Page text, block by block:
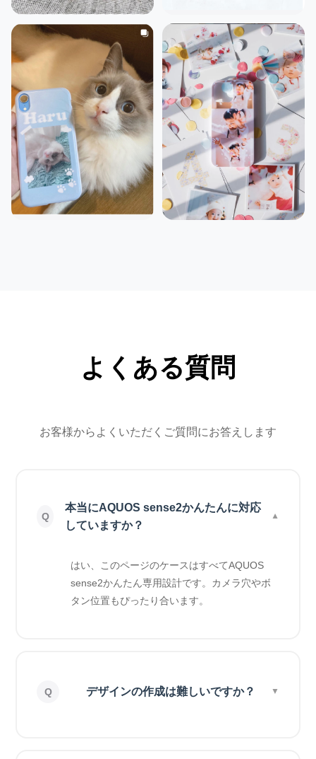
よくある質問
お客様からよくいただくご質問にお答えします
本当にAQUOS sense2かんたんに対応
していますか？
はい、このページのケースはすべてAQUOS
sense2かんたん専用設計です。カメラ穴やボ
タン位置もぴったり合います。
デザインの作成は難しいですか？